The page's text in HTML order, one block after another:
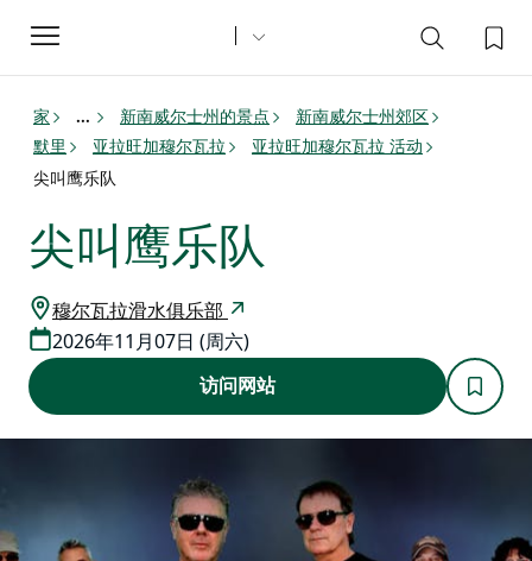
Toggle
navigation
家 ... 新南威尔士州的景点
新南威尔士州郊区
默里
亚拉旺加穆尔瓦拉
亚拉旺加穆尔瓦拉 活动
尖叫鹰乐队
尖叫鹰乐队
穆尔瓦拉滑水俱乐部
2026年11月07日 (周六)
访问网站